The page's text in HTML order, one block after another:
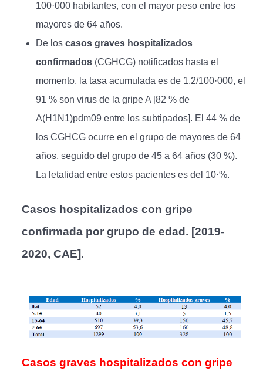
100·000 habitantes, con el mayor peso entre los
mayores de 64 años.
De los casos graves hospitalizados
confirmados (CGHCG) notificados hasta el
momento, la tasa acumulada es de 1,2/100·000, el
91 % son virus de la gripe A [82 % de
A(H1N1)pdm09 entre los subtipados]. El 44 % de
los CGHCG ocurre en el grupo de mayores de 64
años, seguido del grupo de 45 a 64 años (30 %).
La letalidad entre estos pacientes es del 10·%.
Casos hospitalizados con gripe
confirmada por grupo de edad. [2019-
2020, CAE].
Casos graves hospitalizados con gripe